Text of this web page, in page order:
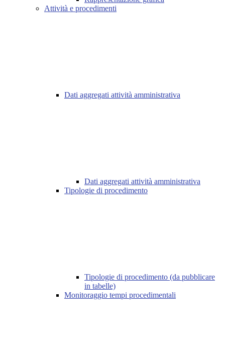
Attività e procedimenti
Dati aggregati attività amministrativa
Dati aggregati attività amministrativa
Tipologie di procedimento
Tipologie di procedimento (da pubblicare
in tabelle)
Monitoraggio tempi procedimentali